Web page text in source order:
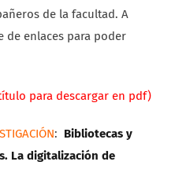
de la facultad. A
de enlaces para poder
para descargar en pdf)
: Bibliotecas y
La digitalización de